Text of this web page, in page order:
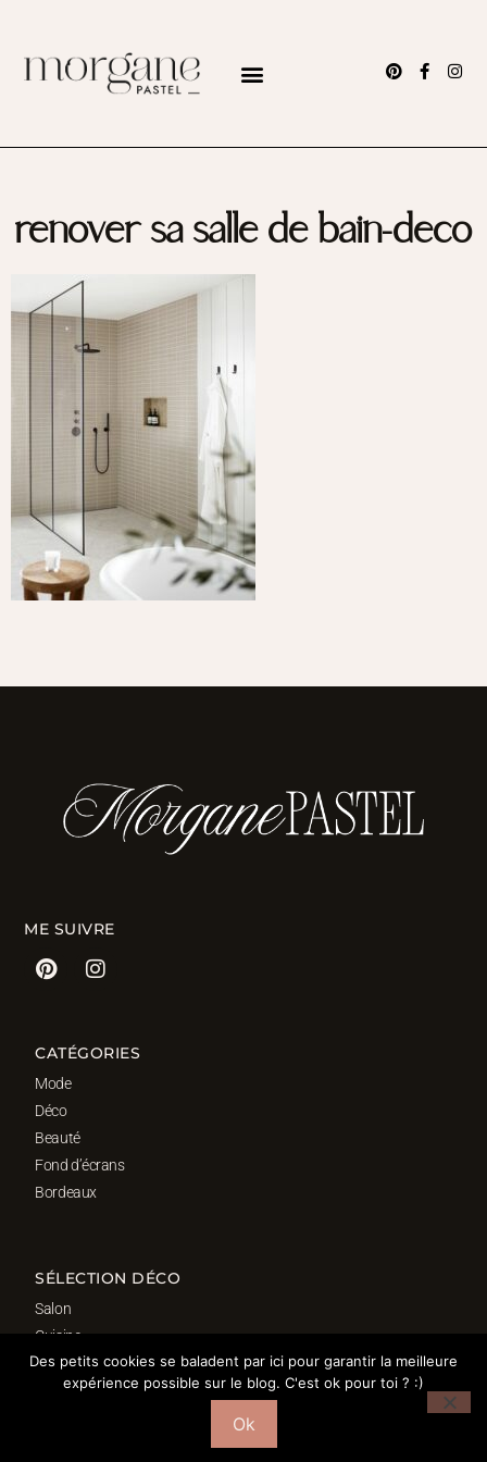
renover sa salle de bain-deco
ME SUIVRE
CATÉGORIES
Mode
Déco
Beauté
Fond d’écrans
Bordeaux
SÉLECTION DÉCO
Salon
Cuisine
Salle de bain
Chambre
Des petits cookies se baladent par ici pour garantir la meilleure
expérience possible sur le blog. C'est ok pour toi ? :)
Ok